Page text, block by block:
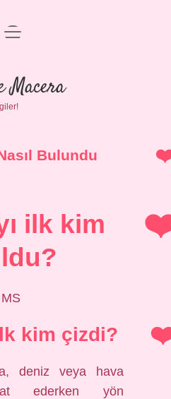
Politikası
Uyarı
menüyü
Macera
Bulundu
ilk kim
kim çizdi?
deniz veya hava
ederken yön